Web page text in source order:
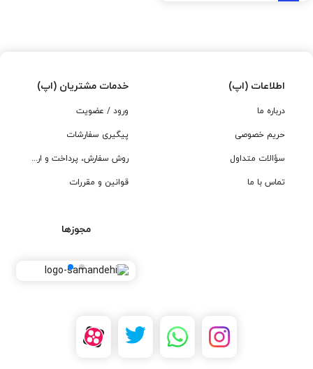
اطلاعات (اپ)
درباره ما
حریم خصوصی
سؤالات متداول
تماس با ما
خدمات مشتریان (اپ)
ورود / عضویت
پیگیری سفارشات
روش سفارش، پرداخت و ارسال
قوانین و مقررات
مجوزها